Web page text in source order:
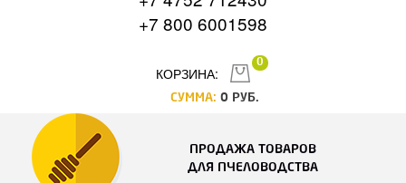
+7 800 6001598
КОРЗИНА:
0
СУММА: 0 РУБ.
ПРОДАЖА ТОВАРОВ
ДЛЯ ПЧЕЛОВОДСТВА